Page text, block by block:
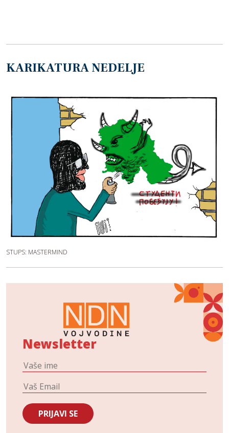
KARIKATURA NEDELJE
STUPS: MASTERMIND
Newsletter